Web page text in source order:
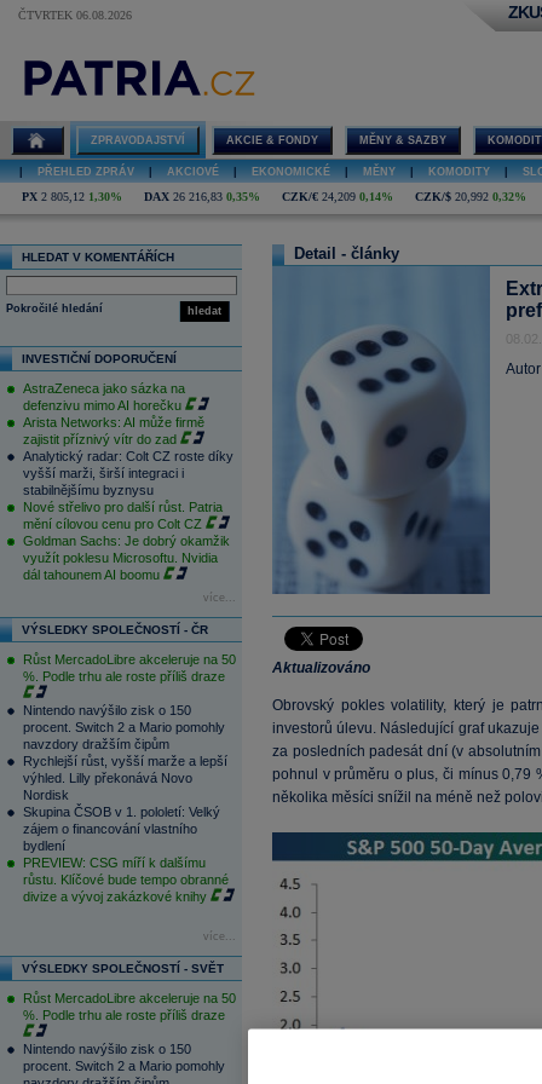
ČTVRTEK 06.08.2026
ZPRAVODAJSTVÍ AKCIE & FONDY MĚNY & SAZBY
PŘEHLED ZPRÁV AKCIOVÉ EKONOMICKÉ MĚNY KOMODITY
PX 2 805,12 1,30% DAX 26 216,83 0,35% CZK/€ 24,209 0,14% CZK/$ 20,992 0,32%
HLEDAT V KOMENTÁŘÍCH
hledat
Pokročilé hledání
INVESTIČNÍ DOPORUČENÍ
AstraZeneca jako sázka na
defenzivu mimo AI horečku
Arista Networks: AI může firmě
zajistit příznivý vítr do zad
Analytický radar: Colt CZ roste díky
vyšší marži, širší integraci i
stabilnějšímu byznysu
Nové střelivo pro další růst. Patria
mění cílovou cenu pro Colt CZ
Goldman Sachs: Je dobrý okamžik
využít poklesu Microsoftu. Nvidia
dál tahounem AI boomu
více...
VÝSLEDKY SPOLEČNOSTÍ - ČR
Růst MercadoLibre akceleruje na 50
%. Podle trhu ale roste příliš draze
Nintendo navýšilo zisk o 150
procent. Switch 2 a Mario pomohly
navzdory dražším čipům
Rychlejší růst, vyšší marže a lepší
výhled. Lilly překonává Novo
Nordisk
Skupina ČSOB v 1. pololetí: Velký
zájem o financování vlastního
bydlení
PREVIEW: CSG míří k dalšímu
růstu. Klíčové bude tempo obranné
divize a vývoj zakázkové knihy
více...
VÝSLEDKY SPOLEČNOSTÍ - SVĚT
Růst MercadoLibre akceleruje na 50
%. Podle trhu ale roste příliš draze
Nintendo navýšilo zisk o 150
procent. Switch 2 a Mario pomohly
Detail - články
Aktualizováno
Obrovský pokles volatility, který je
investorů úlevu. Následující graf
za posledních padesát dní (v
pohnul v průměru o plus, či mínus 0,79
několika měsíci snížil na méně než